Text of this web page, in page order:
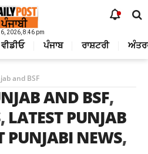
2026, 8:46 pm
ਵੀਡੀਓ ਪੰਜਾਬ ਰਾਸ਼ਟਰੀ
and BSF
AND BSF,
, LATEST PUNJAB
PUNJABI NEWS,